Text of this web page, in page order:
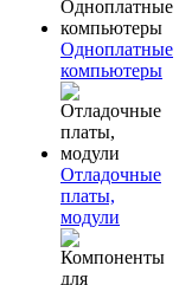
Одноплатные
компьютеры
Отладочные
платы,
модули